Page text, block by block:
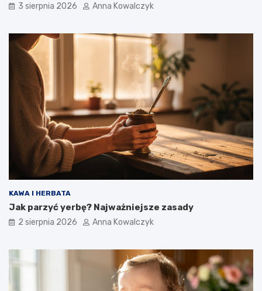
3 sierpnia 2026 Anna Kowalczyk
KAWA I HERBATA
Jak parzyć yerbę? Najważniejsze zasady
2 sierpnia 2026 Anna Kowalczyk